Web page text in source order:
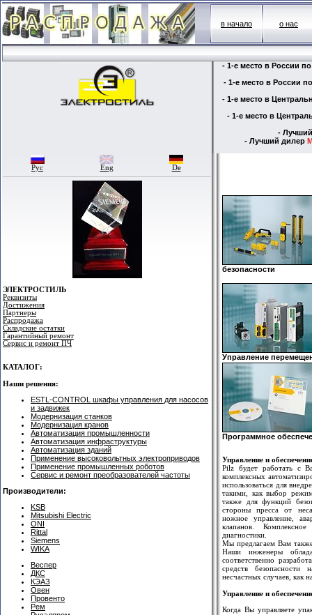
в начало о нас
- 1-е место в России
- 1-е место в России
- 1-е место в
- 1-е место в
-
- Лучший дилер
Рус Eng De
ЭЛЕКТРОСТИЛЬ
Реквизиты
Достижения
Партнеры
Распродажа
Складские остатки
Гарантийный ремонт
Сервис и ремонт ПЧ
КАТАЛОГ:
Наши решения:
ESTL-CONTROL шкафы управления для насосов
и задвижек
Модернизация станков
Модернизация кранов
Автоматизация промышленности
Автоматизация инфраструктуры
Автоматизация зданий
Применение высоковольтных электроприводов
Применение промышленных роботов
Сервис и ремонт преобразователей частоты
Производители:
KSB
Mitsubishi Electric
ONI
Rittal
Siemens
WIKA
Веспер
ДКС
КЭАЗ
Овен
Провенто
Рем
безопасности
Управление
Программное
Управление и
Pilz будет работать с
комплексных
использоваться для
такими, как выбор
также для функций
стороны пресса от
ножное управление,
клапанов.
диагностики.
Мы предлагаем Вам
Наши инженеры
соответственно
средств безопасности
несчастных случаев, как
Управление и
Когда Вы управляете